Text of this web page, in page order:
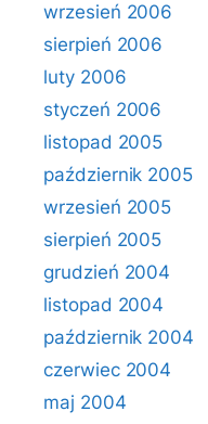
wrzesień 2006
sierpień 2006
luty 2006
styczeń 2006
listopad 2005
październik 2005
wrzesień 2005
sierpień 2005
grudzień 2004
listopad 2004
październik 2004
czerwiec 2004
maj 2004